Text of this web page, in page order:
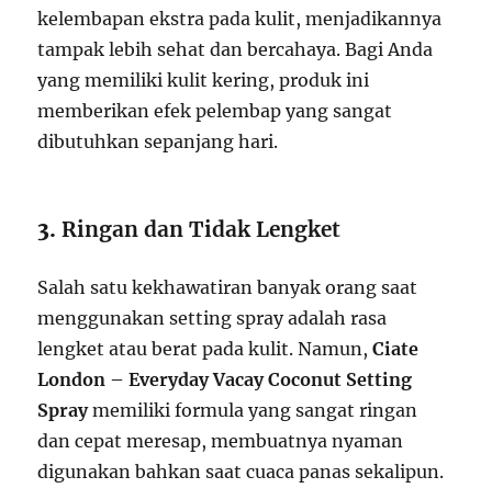
kelembapan ekstra pada kulit, menjadikannya
tampak lebih sehat dan bercahaya. Bagi Anda
yang memiliki kulit kering, produk ini
memberikan efek pelembap yang sangat
dibutuhkan sepanjang hari.
3.Ringan dan Tidak Lengket
Salah satu kekhawatiran banyak orang saat
menggunakan setting spray adalah rasa
lengket atau berat pada kulit. Namun,Ciate
London – Everyday Vacay Coconut Setting
Spraymemiliki formula yang sangat ringan
dan cepat meresap, membuatnya nyaman
digunakan bahkan saat cuaca panas sekalipun.